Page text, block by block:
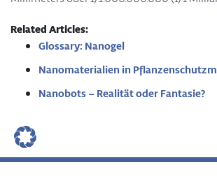
Related Articles:
Glossary: Nanogel
Nanomaterialien in
Nanobots – Realität oder Fantasie?